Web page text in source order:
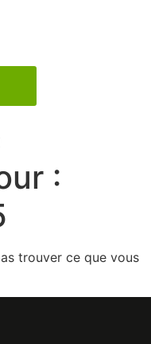
:
trouver ce que vous